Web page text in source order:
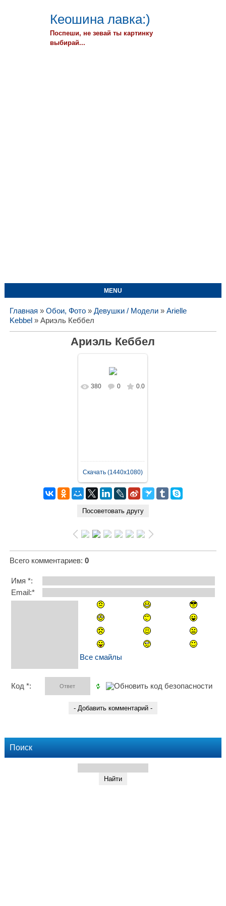
Кеошина лавка:)
Поспеши, не зевай ты картинку
выбирай...
MENU
Главная » Обои, Фото» Девушки / Модели» Arielle
Kebbel » Ариэль Кеббел
Ариэль Кеббел
В реальном
380 0 0.0
Скачать (1440x1080)
Всего комментариев: 0
Имя *:
Email:*
Все смайлы
Код *:
Поиск